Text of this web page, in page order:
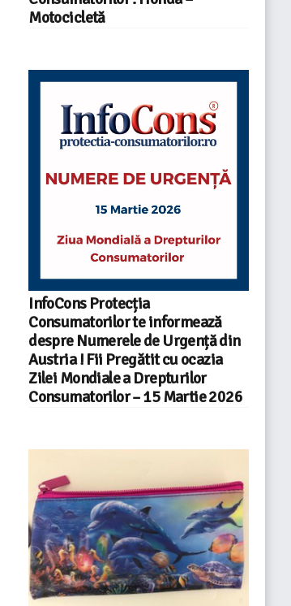
Motocicletă
InfoCons Protecția
Consumatorilor te informează
despre Numerele de Urgență din
Austria ! Fii Pregătit cu ocazia
Zilei Mondiale a Drepturilor
Consumatorilor – 15 Martie 2026